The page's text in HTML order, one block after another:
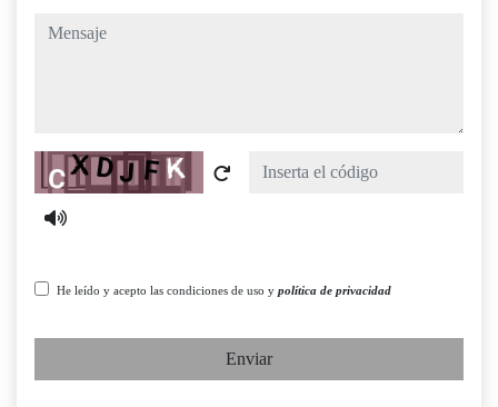
mensaje
Captcha
He leído y acepto las condiciones de uso y política de privacidad
Enviar